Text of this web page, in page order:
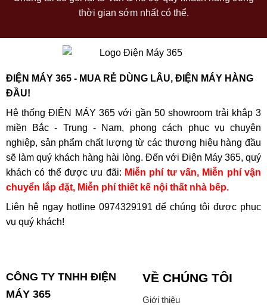
thời gian sớm nhất có thể.
ĐIỆN MÁY 365 - MUA RẺ DÙNG LÂU, ĐIỆN MÁY HÀNG
ĐẦU!
Hệ thống ĐIỆN MÁY 365 với gần 50 showroom trải khắp 3
miền Bắc - Trung - Nam, phong cách phục vụ chuyên
nghiệp, sản phẩm chất lượng từ các thương hiệu hàng đầu
sẽ làm quý khách hàng hài lòng. Đến với Điện Máy 365, quý
khách có thể được ưu đãi: Miễn phí tư vấn, Miễn phí vận
chuyển lắp đặt, Miễn phí thiết kế nội thất nhà bếp.
Liên hệ ngay hotline 0974329191 để chúng tôi được phục
vụ quý khách!
CÔNG TY TNHH ĐIỆN
MÁY 365
VỀ CHÚNG TÔI
Giới thiệu